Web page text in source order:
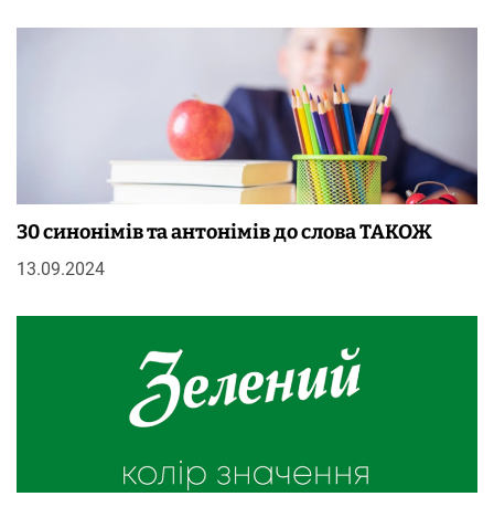
30 синонімів та антонімів до слова ТАКОЖ
13.09.2024